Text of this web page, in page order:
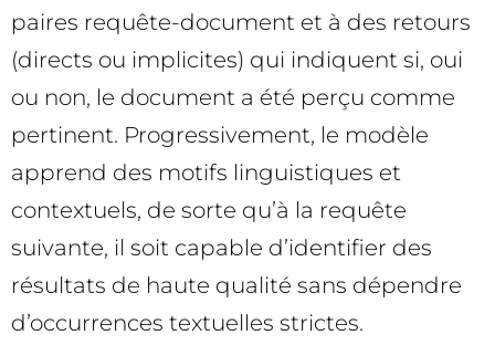
paires requête-document et à des retours
(directs ou implicites) qui indiquent si, oui
ou non, le document a été perçu comme
pertinent. Progressivement, le modèle
apprend des motifs linguistiques et
contextuels, de sorte qu’à la requête
suivante, il soit capable d’identifier des
résultats de haute qualité sans dépendre
d’occurrences textuelles strictes.